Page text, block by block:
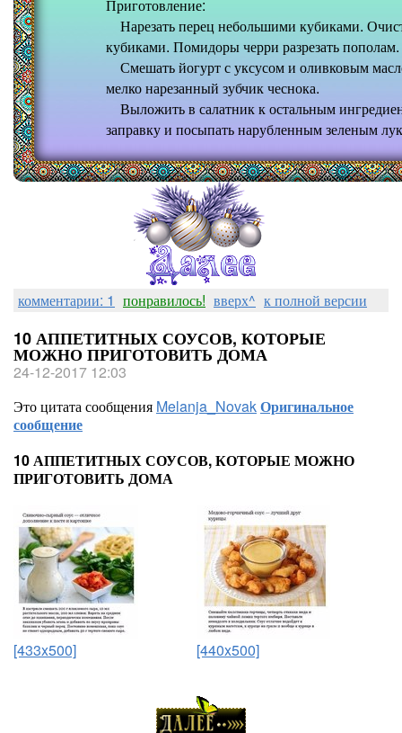
Приготовление:
Нарезать перец небольшими кубиками.
кубиками. Помидоры черри разрезать
Смешать йогурт с уксусом и оливковым
мелко нарезанный зубчик чеснока.
Выложить в салатник к остальным
заправку и посыпать нарубленным зеленым
комментарии: 1 понравилось! вверх^ к полной версии
10 АППЕТИТНЫХ СОУСОВ, КОТОРЫЕ
МОЖНО ПРИГОТОВИТЬ ДОМА
24-12-2017 12:03
Это цитата сообщения Melanja_NovakОригинальное
сообщение
10 АППЕТИТНЫХ СОУСОВ, КОТОРЫЕ МОЖНО
ПРИГОТОВИТЬ ДОМА
[433x500] [440x500]